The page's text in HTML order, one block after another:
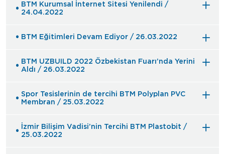
BTM Kurumsal İnternet Sitesi Yenilendi /
24.04.2022
BTM Eğitimleri Devam Ediyor / 26.03.2022
BTM UZBUILD 2022 Özbekistan Fuarı’nda Yerini
Aldı / 26.03.2022
Spor Tesislerinin de tercihi BTM Polyplan PVC
Membran / 25.03.2022
İzmir Bilişim Vadisi’nin Tercihi BTM Plastobit /
25.03.2022